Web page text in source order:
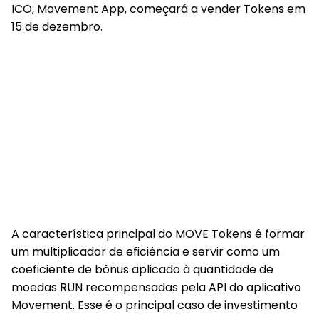
ICO, Movement App, começará a vender Tokens em
15 de dezembro.
A característica principal do MOVE Tokens é formar
um multiplicador de eficiência e servir como um
coeficiente de bônus aplicado à quantidade de
moedas RUN recompensadas pela API do aplicativo
Movement. Esse é o principal caso de investimento